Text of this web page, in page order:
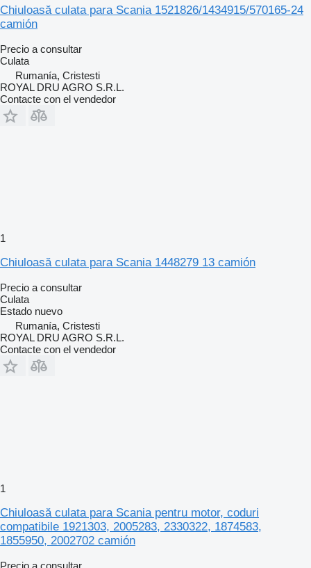
Chiuloasă culata para Scania 1521826/1434915/570165-24
camión
Precio a consultar
Culata
Rumanía, Cristesti
ROYAL DRU AGRO S.R.L.
Contacte con el vendedor
1
Chiuloasă culata para Scania 1448279 13 camión
Precio a consultar
Culata
Estado nuevo
Rumanía, Cristesti
ROYAL DRU AGRO S.R.L.
Contacte con el vendedor
1
Chiuloasă culata para Scania pentru motor, coduri
compatibile 1921303, 2005283, 2330322, 1874583,
1855950, 2002702 camión
Precio a consultar